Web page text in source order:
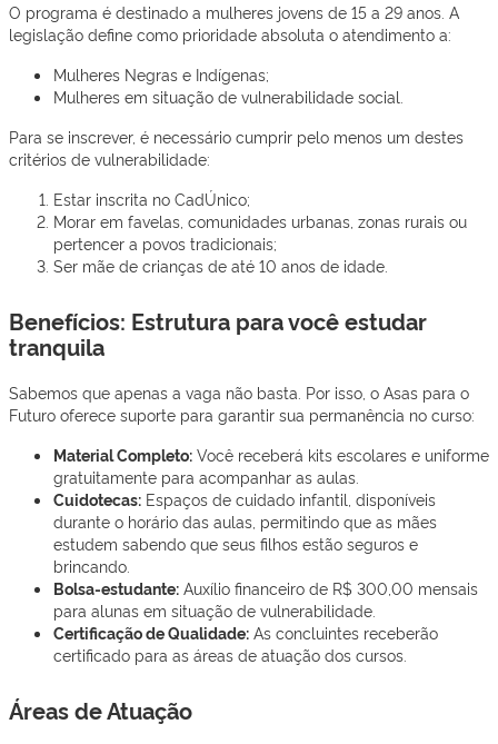
O programa é destinado a mulheres jovens de 15 a 29 anos. A
legislação define como prioridade absoluta o atendimento a:
Mulheres Negras e Indígenas;
Mulheres em situação de vulnerabilidade social.
Para se inscrever, é necessário cumprir pelo menos um destes
critérios de vulnerabilidade:
Estar inscrita no CadÚnico;
Morar em favelas, comunidades urbanas, zonas rurais ou
pertencer a povos tradicionais;
Ser mãe de crianças de até 10 anos de idade.
Benefícios: Estrutura para você estudar
tranquila
Sabemos que apenas a vaga não basta. Por isso, o Asas para o
Futuro oferece suporte para garantir sua permanência no curso:
Material Completo: Você receberá kits escolares e uniforme
gratuitamente para acompanhar as aulas.
Cuidotecas: Espaços de cuidado infantil, disponíveis
durante o horário das aulas, permitindo que as mães
estudem sabendo que seus filhos estão seguros e
brincando.
Bolsa-estudante: Auxílio financeiro de R$ 300,00 mensais
para alunas em situação de vulnerabilidade.
Certificação de Qualidade: As concluintes receberão
certificado para as áreas de atuação dos cursos.
Áreas de Atuação